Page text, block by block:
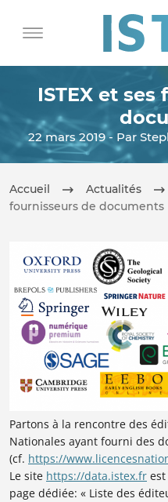
ISTEX et
22 mars 2019 - Par
Accueil Actualités
fournisseurs de documents
Partons à la rencontre des
Nationales ayant fourni des
(cf. https://
Le site https://data.istex.fr
page dédiée: « Liste des